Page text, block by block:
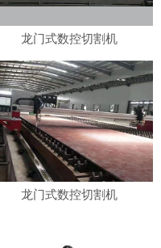
龙门式数控切割机
龙门式数控切割机